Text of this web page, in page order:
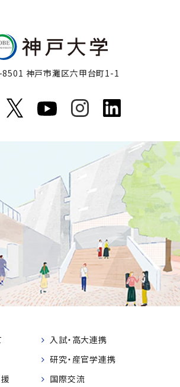
8501 神戸市灘区六甲台町1-1
入試・高大連携
研究・産官学連携
国際交流